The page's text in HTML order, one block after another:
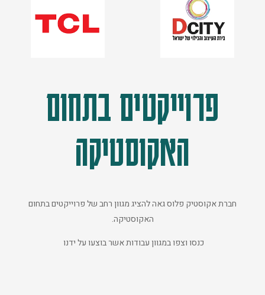
פרוייקטים בתחום
האקוסטיקה
חברת אקוסטיק פלוס גאה להציג מגוון רחב של פרוייקטים בתחום
האקוסטיקה.
כנסו וצפו במגוון עבודות אשר בוצעו על ידנו